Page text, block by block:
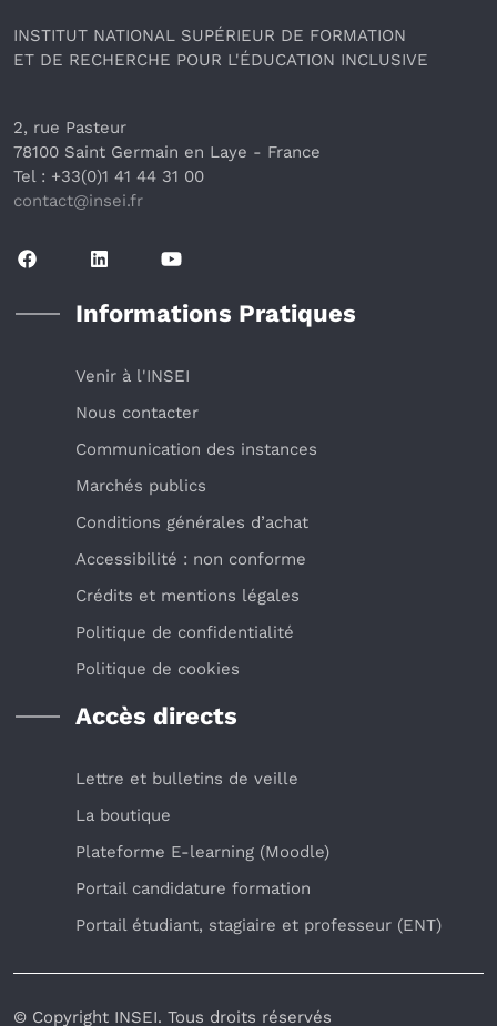
INSTITUT NATIONAL SUPÉRIEUR DE FORMATION
ET DE RECHERCHE POUR L'ÉDUCATION INCLUSIVE
2, rue Pasteur
78100 Saint Germain en Laye - France
Tel : +33(0)1 41 44 31 00
contact@insei.fr
Informations Pratiques
Venir à l'INSEI
Nous contacter
Communication des instances
Marchés publics
Conditions générales d’achat
Accessibilité : non conforme
Crédits et mentions légales
Politique de confidentialité
Politique de cookies
Accès directs
Lettre et bulletins de veille
La boutique
Plateforme E-learning (Moodle)
Portail candidature formation
Portail étudiant, stagiaire et professeur (ENT)
© Copyright INSEI. Tous droits réservés